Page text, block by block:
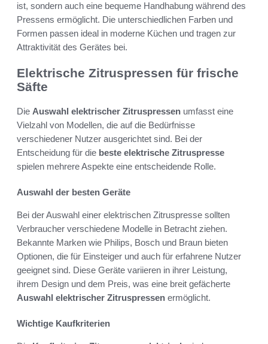
ist, sondern auch eine bequeme Handhabung während des
Pressens ermöglicht. Die unterschiedlichen Farben und
Formen passen ideal in moderne Küchen und tragen zur
Attraktivität des Gerätes bei.
Elektrische Zitruspressen für frische
Säfte
Die Auswahl elektrischer Zitruspressen umfasst eine
Vielzahl von Modellen, die auf die Bedürfnisse
verschiedener Nutzer ausgerichtet sind. Bei der
Entscheidung für die beste elektrische Zitruspresse
spielen mehrere Aspekte eine entscheidende Rolle.
Auswahl der besten Geräte
Bei der Auswahl einer elektrischen Zitruspresse sollten
Verbraucher verschiedene Modelle in Betracht ziehen.
Bekannte Marken wie Philips, Bosch und Braun bieten
Optionen, die für Einsteiger und auch für erfahrene Nutzer
geeignet sind. Diese Geräte variieren in ihrer Leistung,
ihrem Design und dem Preis, was eine breit gefächerte
Auswahl elektrischer Zitruspressen ermöglicht.
Wichtige Kaufkriterien